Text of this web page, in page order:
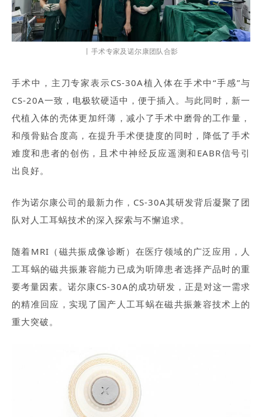
丨 手术专家及诺尔康团队合影
手术中，主刀专家表示CS-30A植入体在手术中“手感”与
CS-20A一致，电极软硬适中，便于插入。与此同时，新一
代植入体的壳体更加纤薄，减小了手术中磨骨的工作量，
和颅骨贴合度高，在提升手术便捷度的同时，降低了手术
难度和患者的创伤，且术中神经反应遥测和EABR信号引
出良好。
作为诺尔康公司的最新力作，CS-30A其研发背后凝聚了团
队对人工耳蜗技术的深入探索与不懈追求。
随着MRI（磁共振成像诊断）在医疗领域的广泛应用，人
工耳蜗的磁共振兼容能力已成为听障患者选择产品时的重
要考量因素。诺尔康CS-30A的成功研发，正是对这一需求
的精准回应，实现了国产人工耳蜗在磁共振兼容技术上的
重大突破。